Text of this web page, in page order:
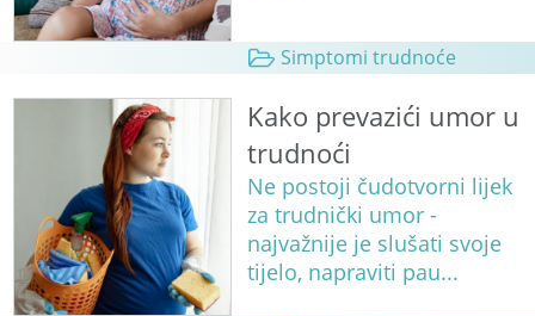
Simptomi trudnoće
Kako prevazići umor u
trudnoći
Ne postoji čudotvorni lijek
za trudnički umor -
najvažnije je slušati svoje
tijelo, napraviti pau...